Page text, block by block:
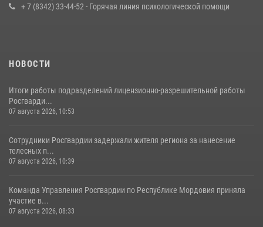
23 июля 2026, 11:54 4
+ 7 (8342) 33-44-52 - Горячая линия психологической помощи
НОВОСТИ
Итоги работы подразделений лицензионно-разрешительной работы
Росгварди...
07 августа 2026, 10:53
Сотрудники Росгвардии задержали жителя региона за нанесение
телесных п...
07 августа 2026, 10:39
Команда Управления Росгвардии по Республике Мордовия приняла
участие в...
07 августа 2026, 08:33